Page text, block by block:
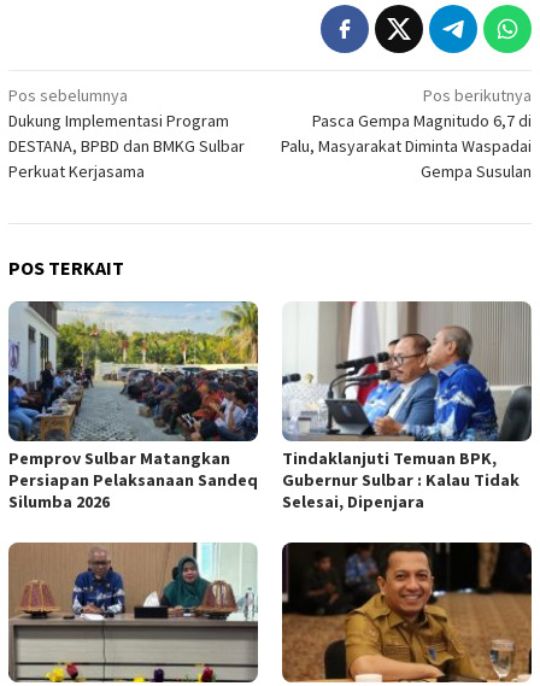
Navigasi
pos
Pos sebelumnya
Dukung Implementasi Program
DESTANA, BPBD dan BMKG Sulbar
Perkuat Kerjasama
Pos berikutnya
Pasca Gempa Magnitudo 6,7 di
Palu, Masyarakat Diminta Waspadai
Gempa Susulan
POS TERKAIT
Pemprov Sulbar Matangkan
Persiapan Pelaksanaan Sandeq
Silumba 2026
Tindaklanjuti Temuan BPK,
Gubernur Sulbar : Kalau Tidak
Selesai, Dipenjara